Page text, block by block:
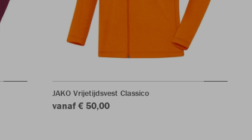
JAKO Vrijetijdsvest Classico
vanaf € 50,00